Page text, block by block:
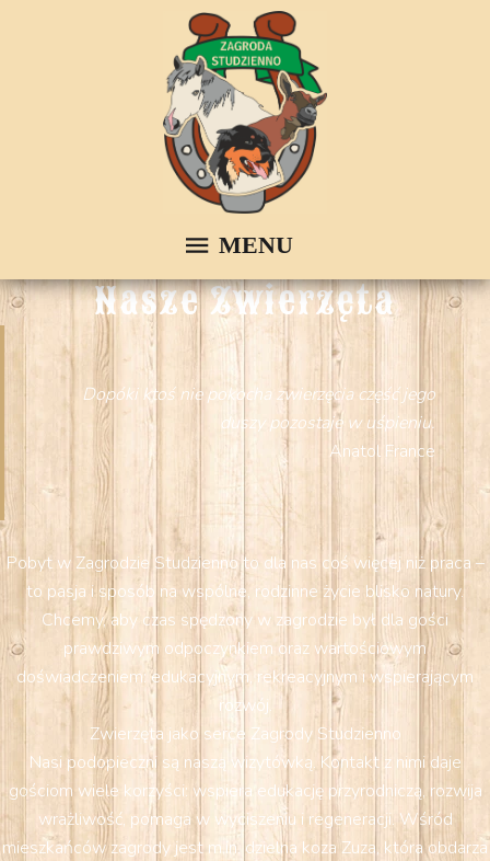
Nasze Zwierzęta
Dopóki ktoś nie pokocha zwierzęcia część jego
duszy pozostaje w uśpieniu.
Anatol France
Pobyt w Zagrodzie Studzienno to dla nas coś więcej niż praca –
to pasja i sposób na wspólne, rodzinne życie blisko natury.
Chcemy, aby czas spędzony w zagrodzie był dla gości
prawdziwym odpoczynkiem oraz wartościowym
doświadczeniem: edukacyjnym, rekreacyjnym i wspierającym
rozwój.
Zwierzęta jako serce Zagrody Studzienno
Nasi podopieczni są naszą wizytówką. Kontakt z nimi daje
gościom wiele korzyści: wspiera edukację przyrodniczą, rozwija
wrażliwość, pomaga w wyciszeniu i regeneracji. Wśród
mieszkańców zagrody jest m.in. dzielna koza Zuza, która obdarza